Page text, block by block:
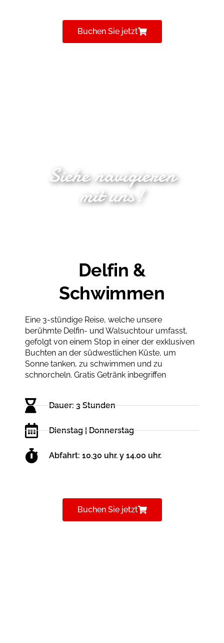
Buchen Sie jetzt
Delfin &
Schwimmen
Eine 3-stündige Reise, welche unsere
berühmte Delfin- und Walsuchtour umfasst,
gefolgt von einem Stop in einer der exklusiven
Buchten an der südwestlichen Küste, um
Sonne tanken, zu schwimmen und zu
schnorcheln. Gratis Getränk inbegriffen
Dauer: 3 Stunden
Dienstag | Donnerstag
Abfahrt: 10.30 uhr. y 14.00 uhr.
Buchen Sie jetzt
Siehe navigieren
mit uns!